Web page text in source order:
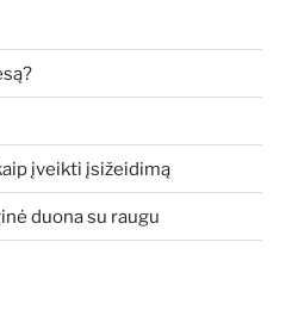
įveikti įsižeidimą
duona su raugu